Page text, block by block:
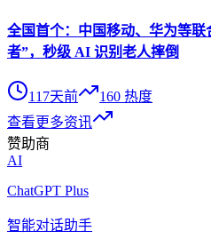
全国首个：中国移动、华为等
者”，秒级 AI 识别老人摔倒
117天前 160 热度
查看更多资讯
赞助商
AI
ChatGPT Plus
智能对话助手